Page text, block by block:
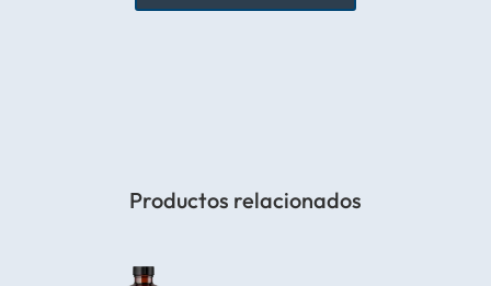
Productos relacionados